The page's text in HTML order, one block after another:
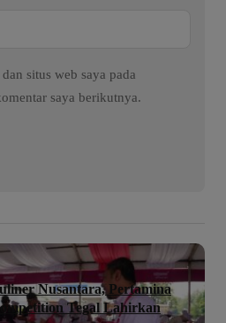
situs web saya pada
saya berikutnya.
Nusantara, Pertamina
Tegal Lahirkan